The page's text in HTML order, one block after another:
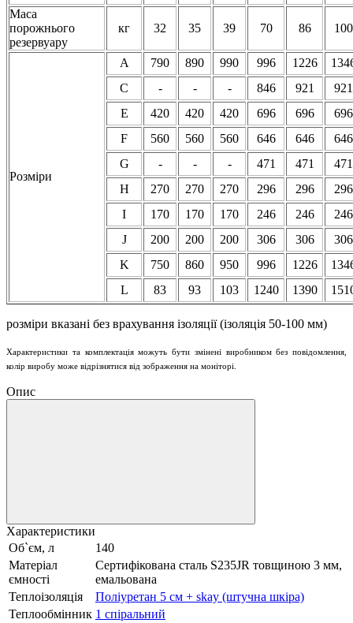
Маса
порожнього
резервуару
кг 32 35 39 70 86 100
Розміри
A 790 890 990 996 1226
C
- - - 846 921
921
E
420 420 420 696 696
696
F
560 560 560 646 646
646
G
- - - 471 471
471
H
270 270 270 296 296
296
I
170 170 170 246 246
246
J
200 200 200 306 306
306
K
750 860 950 996 1226
L
83 93 103 1240 1390
розміри вказані без врахування ізоляції (ізоляція 50-100 мм)
Характеристики та комплектація можуть бути змінені виробником без повідомлення,
колір виробу може відрізнятися від зображення на моніторі.
Опис
Характеристики
Об`єм, л
140
Матеріал
ємності
Сертифікована сталь S235JR товщиною 3 мм,
емальована
Теплоізоляція
Поліуретан 5 см + skay (штучна шкіра)
Теплообмінник 1 спіральний